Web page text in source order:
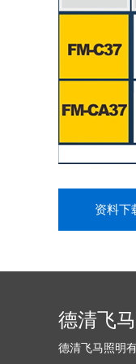
资料下
德清飞
德清飞马照明